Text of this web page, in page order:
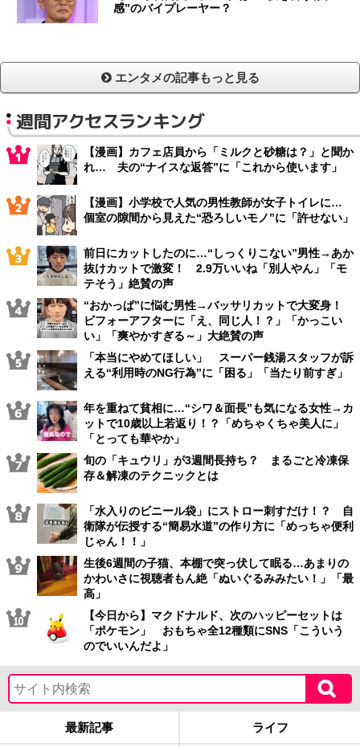
感”のバイプレーヤー？
エンタメの記事もっと見る
週間アクセスランキング
【漫画】カフェ店員から「ミルクと砂糖は？」と聞か
れ… 夫の“ナイスな返答”に「これから使います」
【漫画】小学校で人気の男性教師が女子トイレに…
個室の隙間から見えた“恐ろしいモノ”に「許せない」
前日にカットしたのに…“しっくりこない”男性→あか
抜けカットで激変！ 2.9万いいね「別人やん」「モ
テそう」絶賛の声
“おかっぱ”に悩む男性→バッサリカットで大変身！
ビフォーアフターに「え、同じ人！？」「かっこい
い」「爽やかすぎる～」大絶賛の声
「本当にやめてほしい」 スーパー銭湯スタッフが訴
える“利用時のNG行為”に「困る」「当たり前すぎ」
年を重ねて貧相に…“シワ＆面長”も気になる女性→カ
ットで10歳以上若返り！？「めちゃくちゃ美人に」
「とっても華やか」
旬の「キュウリ」が3週間長持ち？ まるごと冷凍保
存＆解凍のテクニックとは
「水入りのビニール袋」にストロー刺すだけ！？ 自
衛隊が伝授する“簡易水道”の作り方に「めっちゃ便利
じゃん！！」
生後6週間の子猫、本棚で突っ伏して眠る…あまりの
かわいさに視聴者もん絶「ぬいぐるみみたい！」「最
高」
【今日から】マクドナルド、次のハッピーセットは
「ポケモン」 おもちゃ全12種類にSNS「こういう
のでいいんだよ」
最新記事 ライフ